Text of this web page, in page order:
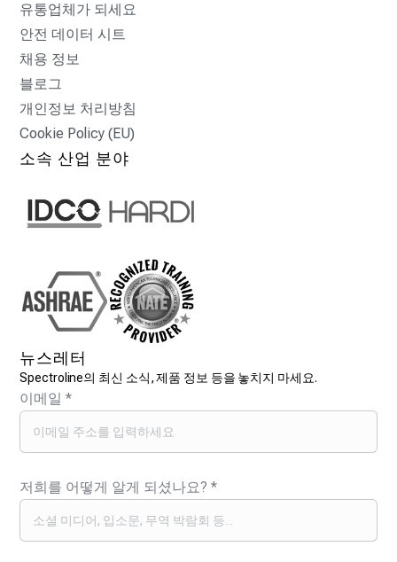
유통업체가 되세요
안전 데이터 시트
채용 정보
블로그
개인정보 처리방침
Cookie Policy (EU)
소속 산업 분야
뉴스레터
Spectroline의 최신 소식, 제품 정보 등을 놓치지 마세요.
이메일*
저희를 어떻게 알게 되셨나요?*